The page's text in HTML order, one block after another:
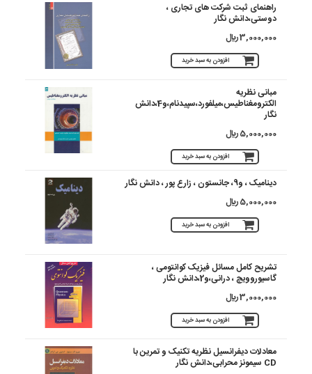
راهنمای ثبت شرکت های تجاری ،
دوستی،دانش نگار
3,000,000 ريال
افزودن به سبد خرید
مبانی نظریه
الکترومغناطیس،میلفورد،سپیدنام،و4،دانش
نگار
5,000,000 ريال
افزودن به سبد خرید
دینامیک ، و9، جانستون ، زارع پور ، دانش نگار
5,000,000 ريال
افزودن به سبد خرید
تشریح کامل مسائل فیزیک کوانتومی ،
گاسیوروویچ ، درانی،و2،دانش نگار
3,000,000 ريال
افزودن به سبد خرید
معادلات‏ دیفرانسیل نظریه تکنیک و تمرین با
CD سیمونز محرابی،دانش نگار